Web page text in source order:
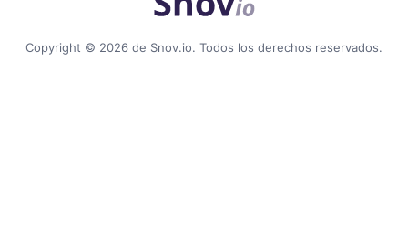
Copyright © 2026 de Snov.io. Todos los derechos reservados.